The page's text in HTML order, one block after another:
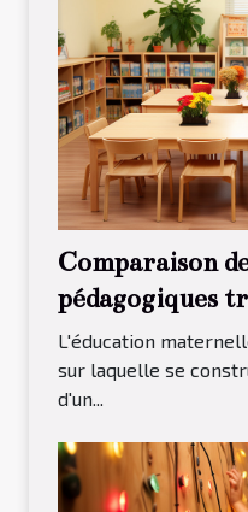
Comparaison
pédagogiques
Montessori
maternelle
L'éducation
sur laquelle se
d'un...